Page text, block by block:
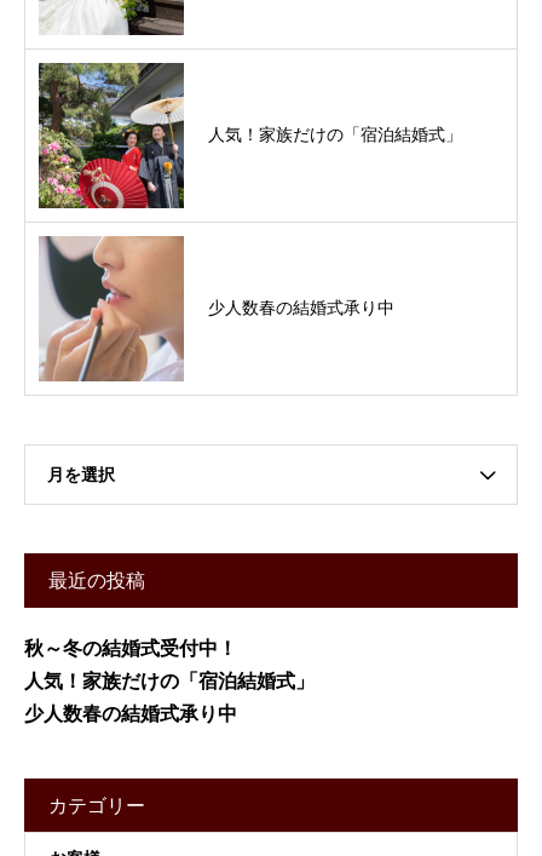
人気！家族だけの「宿泊結婚式」
少人数春の結婚式承り中
月を選択
最近の投稿
秋～冬の結婚式受付中！
人気！家族だけの「宿泊結婚式」
少人数春の結婚式承り中
カテゴリー